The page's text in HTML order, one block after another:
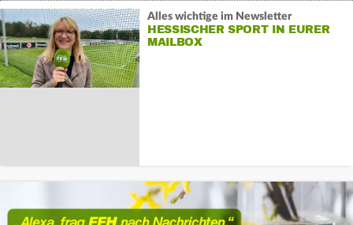
Alles wichtige im Newsletter
HESSISCHER SPORT IN EURER
MAILBOX